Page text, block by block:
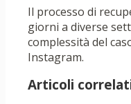
Il processo di
giorni a diverse
complessità del
Instagram.
Articoli